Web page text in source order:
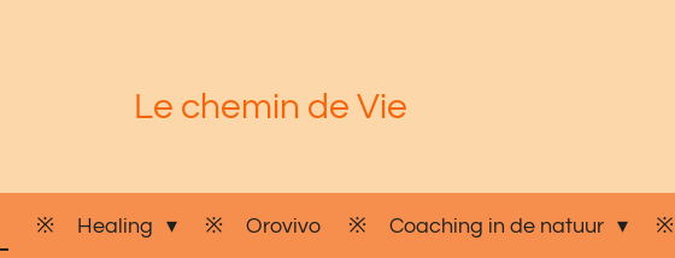
Le chemin de Vie
Healing Orovivo Coaching in de natuur